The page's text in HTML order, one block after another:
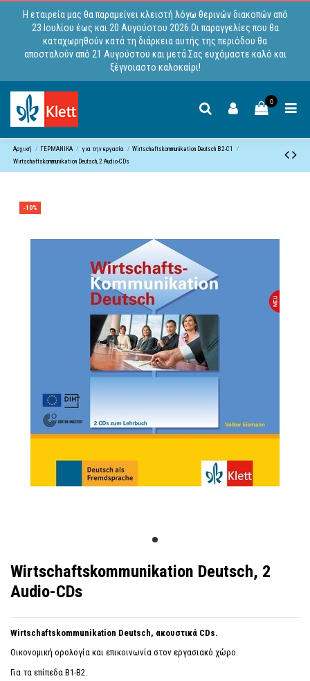
Η εταιρεία μας θα παραμείνει κλειστή λόγω θερινών διακοπών από
23 Ιουλίου έως και 20 Αυγούστου 2026.Οι παραγγελίες που θα
καταχωρηθούν κατά τη διάρκεια αυτής της περιόδου θα
αποσταλούν από 21 Αυγούστου και μετά.Σας ευχόμαστε καλό και
ξέγνοιαστο καλοκαίρι!
0
Αρχική ΓΕΡΜΑΝΙΚΑ για την εργασία
Wirtschaftskommunikation Deutsch B2-C1
Wirtschaftskommunikation Deutsch, 2 Audio-CDs
-10%
Wirtschaftskommunikation Deutsch, 2
Audio-CDs
Wirtschaftskommunikation Deutsch, ακουστικά CDs.
Οικονομική ορολογία και επικοινωνία στον εργασιακό χώρο.
Για τα επίπεδα Β1-Β2.